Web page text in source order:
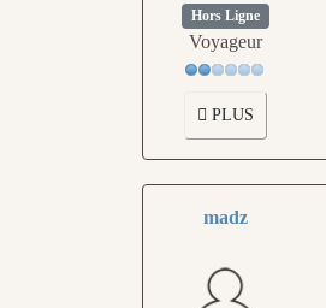
Hors Ligne
Voyageur
PLUS
madz